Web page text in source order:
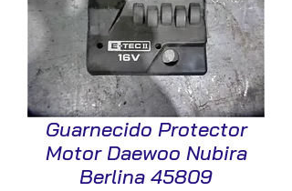
Guarnecido Protector
Motor Daewoo Nubira
Berlina 45809